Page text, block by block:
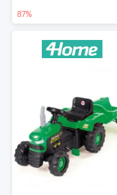
87%